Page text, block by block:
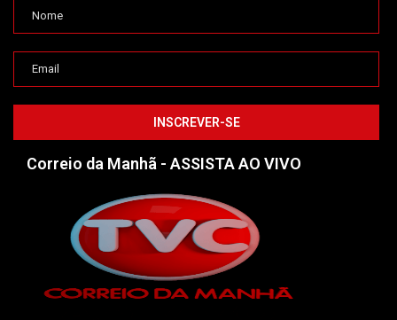
Correio da Manhã - ASSISTA AO VIVO